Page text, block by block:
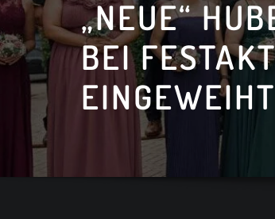
„NEUE“
BEI
EINGEWEIHT